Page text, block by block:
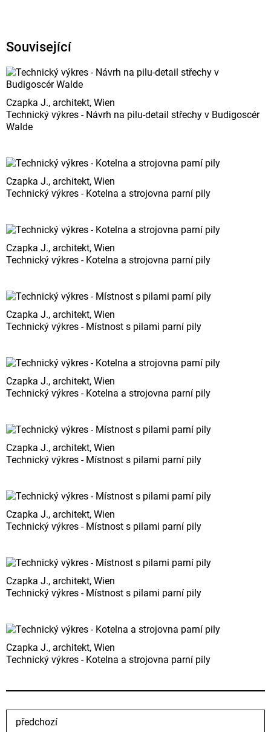
Související
Czapka J., architekt, Wien
Technický výkres - Návrh na pilu-detail střechy v Budigoscér
Walde
Czapka J., architekt, Wien
Technický výkres - Kotelna a strojovna parní pily
Czapka J., architekt, Wien
Technický výkres - Kotelna a strojovna parní pily
Czapka J., architekt, Wien
Technický výkres - Místnost s pilami parní pily
Czapka J., architekt, Wien
Technický výkres - Kotelna a strojovna parní pily
Czapka J., architekt, Wien
Technický výkres - Místnost s pilami parní pily
Czapka J., architekt, Wien
Technický výkres - Místnost s pilami parní pily
Czapka J., architekt, Wien
Technický výkres - Místnost s pilami parní pily
Czapka J., architekt, Wien
Technický výkres - Kotelna a strojovna parní pily
předchozí